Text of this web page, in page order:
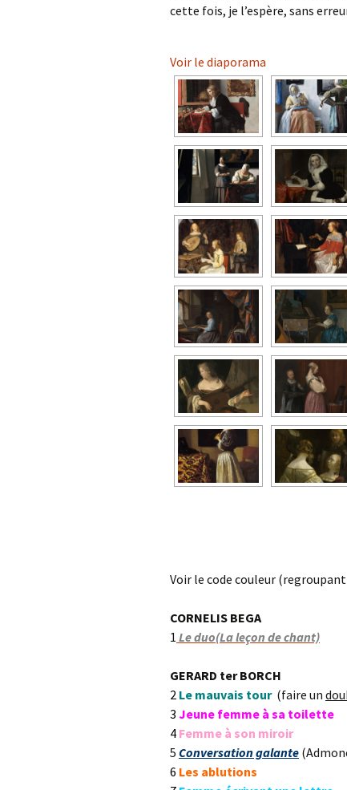
cette fois, je l’espère, sans
Voir le diaporama
Voir le code couleur
CORNELIS BEGA
1 Le duo(La leçon de chant)
GERARD ter BORCH
2 Le mauvais tour(faire un
3 Jeune femme à sa toilette
4 Femme à son miroir
5 Conversation galante
6 Les ablutions